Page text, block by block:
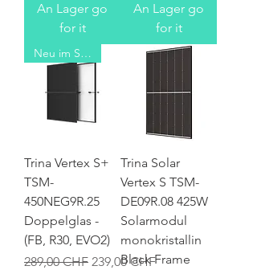
An Lager go
for it
An Lager go
for it
Neu im Sortiment
Trina Vertex S+
TSM-
450NEG9R.25
Doppelglas -
(FB, R30, EVO2)
Standardpreis
289,00 CHF Sale-Preis
239,00 CHF
Trina Solar
Vertex S TSM-
DE09R.08 425W
Solarmodul
monokristallin
Black Frame